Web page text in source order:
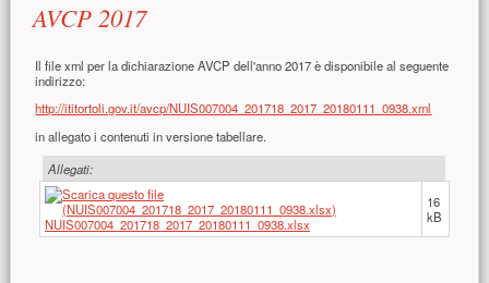
AVCP 2017
Il file xml per la dichiarazione AVCP dell'anno 2017 è disponibile al seguente
indirizzo:
http://ititortoli.gov.it/avcp/NUIS007004_201718_2017_20180111_0938.xml
in allegato i contenuti in versione tabellare.
Allegati:
NUIS007004_201718_2017_20180111_0938.xlsx
16
kB